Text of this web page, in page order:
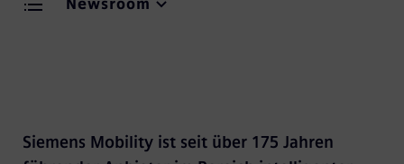
Newsroom
Siemens Mobility ist seit über 175 Jahren